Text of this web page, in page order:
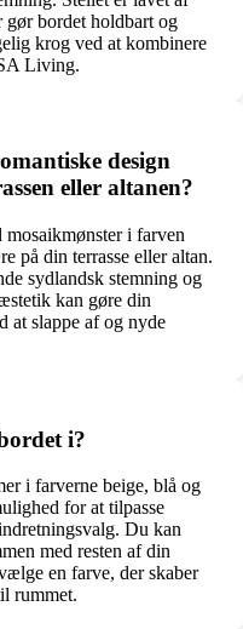
bordet holdbart og
krog ved at kombinere
Living.
design
eller altanen?
mosaikmønster i farven
på din terrasse eller altan.
sydlandsk stemning og
kan gøre din
at slappe af og nyde
i?
i farverne beige, blå og
for at tilpasse
Du kan
med resten af din
en farve, der skaber
rummet.